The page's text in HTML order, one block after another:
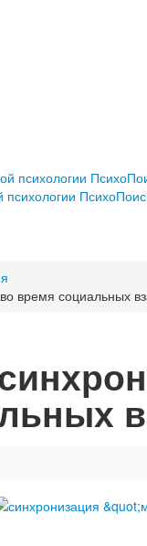
психологии
время социальных